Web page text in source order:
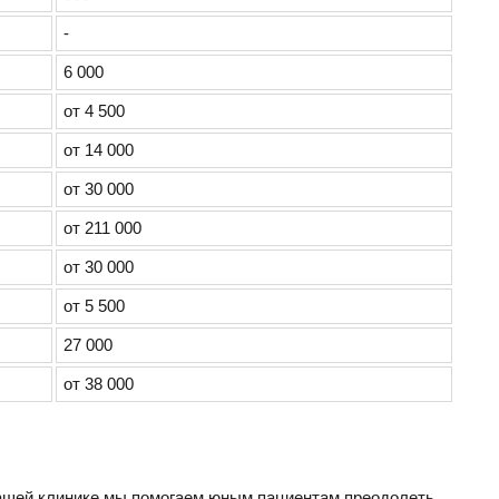
-
6 000
от 4 500
от 14 000
от 30 000
от 211 000
от 30 000
от 5 500
27 000
от 38 000